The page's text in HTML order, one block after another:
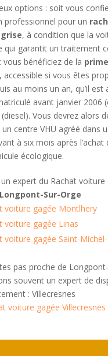
options : soit vous
professionnel pour un
, à condition que la
qui garantit un traitement
vous bénéficiez de la
, accessible si vous êtes
au moins un an, qu’il est
avant janvier 2006
Vous devrez alors
centre VHU agréé dans
à six mois après l’achat
écologique.
expert du Rachat voiture
Sur-Orge
voiture gagée Montlhery
voiture gagée Linas
voiture gagée Saint-
pas proche de
souvent un expert de
: Villecresnes
voiture gagée Villecresnes